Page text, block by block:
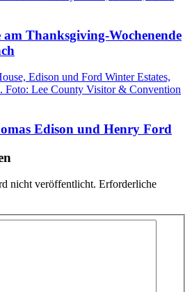
am Thanksgiving-Wochenende
Edison und Henry Ford
nicht veröffentlicht. Erforderliche